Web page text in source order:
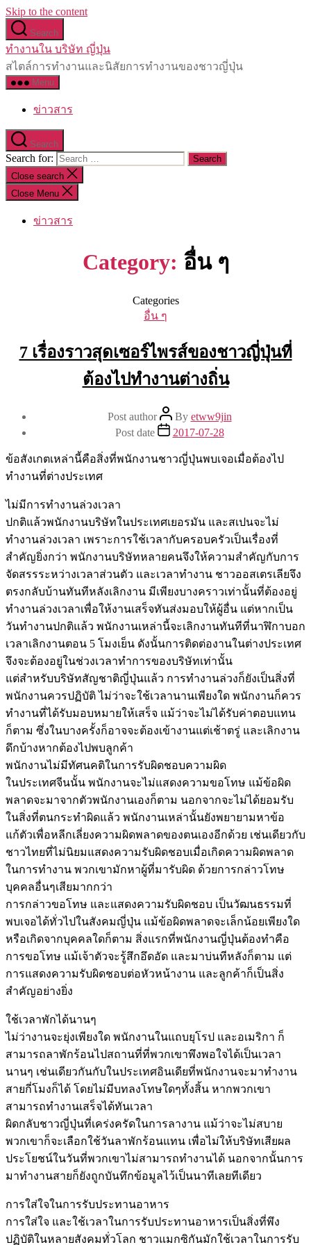
Skip to the content
Search
ทำงานใน บริษัท ญี่ปุ่น
สไตล์การทำงานและนิสัยการทำงานของชาวญี่ปุ่น
Menu
ข่าวสาร
Search
Search for:
Close search
Close Menu
ข่าวสาร
Category: อื่น ๆ
Categories
อื่น ๆ
7 เรื่องราวสุดเซอร์ไพรส์ของชาวญี่ปุ่นที่
ต้องไปทำงานต่างถิ่น
Post author By etww9jin
Post date
2017-07-28
ข้อสังเกตเหล่านี้คือสิ่งที่พนักงานชาวญี่ปุ่นพบเจอเมื่อต้องไป
ทำงานที่ต่างประเทศ
ไม่มีการทำงานล่วงเวลา
ปกติแล้วพนักงานบริษัทในประเทศเยอรมัน และสเปนจะไม่
ทำงานล่วงเวลา เพราะการใช้เวลากับครอบครัวเป็นเรื่องที่
สำคัญยิ่งกว่า พนักงานบริษัทหลายคนจึงให้ความสำคัญกับการ
จัดสรรระหว่างเวลาส่วนตัว และเวลาทำงาน ชาวออสเตรเลียจึง
ตรงกลับบ้านทันทีหลังเลิกงาน มีเพียงบางคราวเท่านั้นที่ต้องอยู่
ทำงานล่วงเวลาเพื่อให้งานเสร็จทันส่งมอบให้ผู้อื่น แต่หากเป็น
วันทำงานปกติแล้ว พนักงานเหล่านี้จะเลิกงานทันทีที่นาฬิกาบอก
เวลาเลิกงานตอน 5 โมงเย็น ดังนั้นการติดต่องานในต่างประเทศ
จึงจะต้องอยู่ในช่วงเวลาทำการของบริษัทเท่านั้น
แต่สำหรับบริษัทสัญชาติญี่ปุ่นแล้ว การทำงานล่วงก็ยังเป็นสิ่งที่
พนักงานควรปฏิบัติ ไม่ว่าจะใช้เวลานานเพียงใด พนักงานก็ควร
ทำงานที่ได้รับมอบหมายให้เสร็จ แม้ว่าจะไม่ได้รับค่าตอบแทน
ก็ตาม ซึ่งในบางครั้งก็อาจจะต้องเข้างานแต่เช้าตรู่ และเลิกงาน
ดึกบ้างหากต้องไปพบลูกค้า
พนักงานไม่มีทัศนคติในการรับผิดชอบความผิด
ในประเทศจีนนั้น พนักงานจะไม่แสดงความขอโทษ แม้ข้อผิด
พลาดจะมาจากตัวพนักงานเองก็ตาม นอกจากจะไม่ได้ยอมรับ
ในสิ่งที่ตนกระทำผิดแล้ว พนักงานเหล่านั้นยังพยายามหาข้อ
แก้ตัวเพื่อหลีกเลี่ยงความผิดพลาดของตนเองอีกด้วย เช่นเดียวกับ
ชาวไทยที่ไม่นิยมแสดงความรับผิดชอบเมื่อเกิดความผิดพลาด
ในการทำงาน พวกเขามักหาผู้ที่มารับผิด ด้วยการกล่าวโทษ
บุคคลอื่นๆเสียมากกว่า
การกล่าวขอโทษ และแสดงความรับผิดชอบ เป็นวัฒนธรรมที่
พบเจอได้ทั่วไปในสังคมญี่ปุ่น แม้ข้อผิดพลาดจะเล็กน้อยเพียงใด
หรือเกิดจากบุคคลใดก็ตาม สิ่งแรกที่พนักงานญี่ปุ่นต้องทำคือ
การขอโทษ แม้เจ้าตัวจะรู้สึกอึดอัด และมาบ่นทีหลังก็ตาม แต่
การแสดงความรับผิดชอบต่อหัวหน้างาน และลูกค้าก็เป็นสิ่ง
สำคัญอย่างยิ่ง
ใช้เวลาพักได้นานๆ
ไม่ว่างานจะยุ่งเพียงใด พนักงานในแถบยุโรป และอเมริกา ก็
สามารถลาพักร้อนไปสถานที่ที่พวกเขาพึงพอใจได้เป็นเวลา
นานๆ เช่นเดียวกันกับในประเทศอินเดียที่พนักงานจะมาทำงาน
สายกี่โมงก็ได้ โดยไม่มีบทลงโทษใดๆทั้งสิ้น หากพวกเขา
สามารถทำงานเสร็จได้ทันเวลา
ผิดกลับชาวญี่ปุ่นที่เคร่งครัดในการลางาน แม้ว่าจะไม่สบาย
พวกเขาก็จะเลือกใช้วันลาพักร้อนแทน เพื่อไม่ให้บริษัทเสียผล
ประโยชน์ในวันที่พวกเขาไม่สามารถทำงานได้ นอกจากนั้นการ
มาทำงานสายก็ยังถูกบันทึกข้อมูลไว้เป็นนาทีเลยทีเดียว
การใส่ใจในการรับประทานอาหาร
การใส่ใจ และใช้เวลาในการรับประทานอาหารเป็นสิ่งที่พึง
ปฏิบัติในหลายสังคมทั่วโลก ชาวแมกซิกันมักใช้เวลาในการรับ